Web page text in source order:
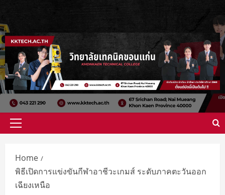
Home
พิธีเปิดการแข่งขันกีฬาอาชีวะเกมส์ ระดับภาคตะวันออก
เฉียงเหนือ